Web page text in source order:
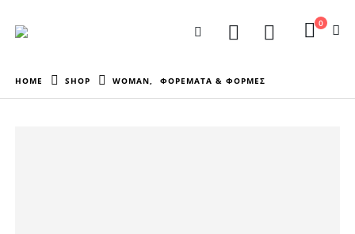
0
HOME SHOP WOMAN, ΦΟΡΕΜΑΤΑ & ΦΟΡΜΕΣ